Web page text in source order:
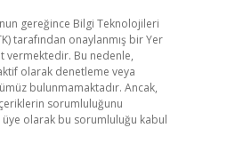
gereğince Bilgi Teknolojileri
tarafından onaylanmış bir Yer
vermektedir. Bu nedenle,
olarak denetleme veya
bulunmamaktadır. Ancak,
sorumluluğunu
üye olarak bu sorumluluğu kabul